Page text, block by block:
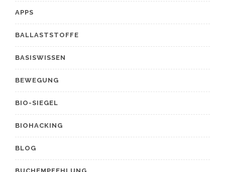
APPS
BALLASTSTOFFE
BASISWISSEN
BEWEGUNG
BIO-SIEGEL
BIOHACKING
BLOG